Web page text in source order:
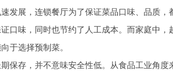
发展，连锁餐厅为了保证菜品口味、品质
口味，同时也节约了人工成本。而家庭中
于选择预制菜。
保存，并不意味安全性低。从食品工业角度